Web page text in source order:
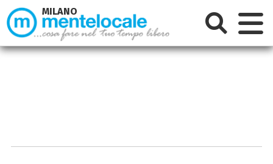
MILANO